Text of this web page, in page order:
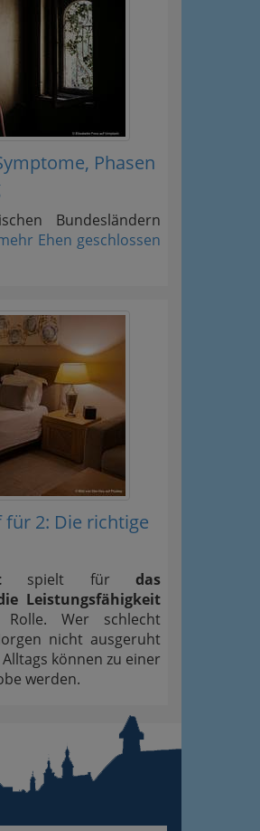
Phasen
Bundesländern
Ehen geschlossen
für 2: Die richtige
spielt für das
Leistungsfähigkeit
Rolle. Wer schlecht
nicht ausgeruht
können zu einer
werden.